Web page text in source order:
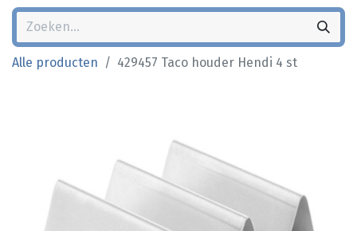
Alle producten 429457 Taco houder Hendi 4 st